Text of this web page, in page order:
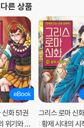
지 『아이큐 점프』 연재를
과학X파일〉〈설민석의 세계
를 그리기 시작해, 2001년
애쓰고 있습니다. 그린 책으
라이더 세계 대모험〉 〈신통
강대진
서 철학(학사), 서양고전학(
니다. 쓴 책으로 『그랜드투
른 상품
화 51권
위기와 암
그리스 로마 신
: 황제 시대의 시